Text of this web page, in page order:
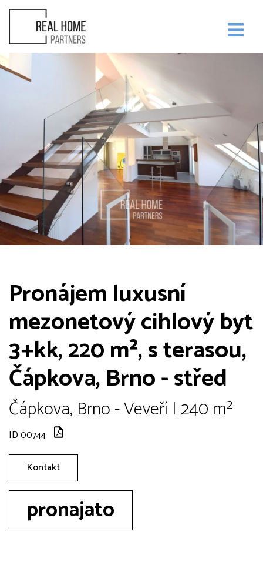
Pronájem luxusní
mezonetový cihlový byt
3+kk, 220 m², s terasou,
Čápkova, Brno - střed
Čápkova, Brno - Veveří | 240 m²
ID 00744
Kontakt
pronajato